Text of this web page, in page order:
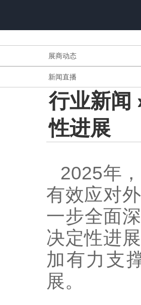
展商动态
新闻直播
行业新闻
性进展
2025年
有效应对
一步全面
决定性进
加有力支
展。